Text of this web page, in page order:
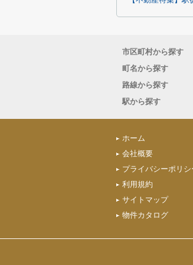
市区町村から探す
町名から探す
路線から探す
駅から探す
ホーム
会社概要
プライバシーポリシ
利用規約
サイトマップ
物件カタログ